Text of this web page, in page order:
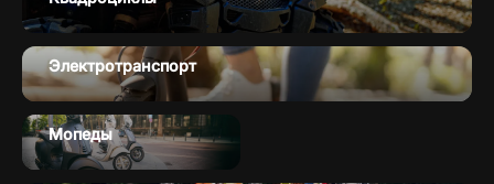
Электротранспорт
Мопеды